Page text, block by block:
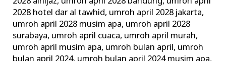
2028 hotel dar al tawhid, umroh april 2028 jakarta,
umroh april 2028 musim apa, umroh april 2028
surabaya, umroh april cuaca, umroh april murah,
umroh april musim apa, umroh bulan april, umroh